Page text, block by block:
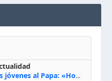
El agradecimiento de los jóvenes al Papa: «Hoy nos sentimos Iglesia»